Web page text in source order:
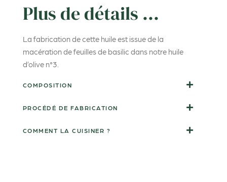
Plus de détails ...
La fabrication de cette huile est issue de la
macération de feuilles de basilic dans notre huile
d’olive n°3.
COMPOSITION
PROCÉDÉ DE FABRICATION
COMMENT LA CUISINER ?